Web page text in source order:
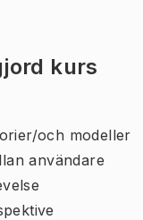
kurs
och modeller
användare